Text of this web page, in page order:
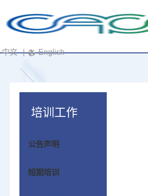
中文 | English
培训工作
公告声明
短期培训